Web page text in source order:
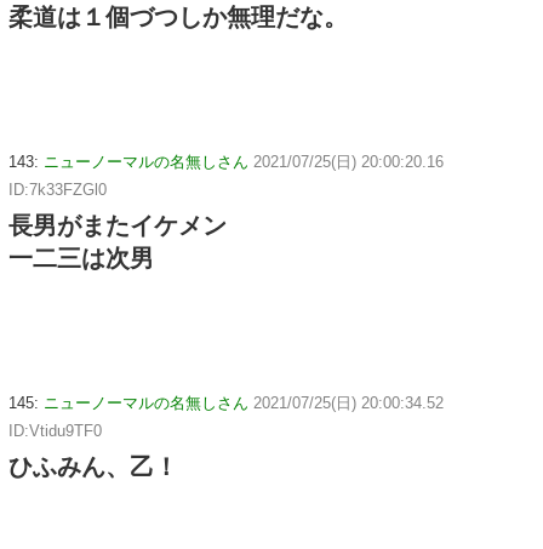
柔道は１個づつしか無理だな。
143: ニューノーマルの名無しさん 2021/07/25(日) 20:00:20.16
ID:7k33FZGl0
長男がまたイケメン
一二三は次男
145: ニューノーマルの名無しさん 2021/07/25(日) 20:00:34.52
ID:Vtidu9TF0
ひふみん、乙！